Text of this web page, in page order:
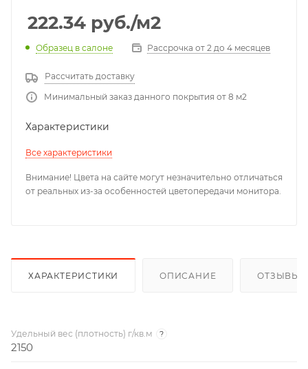
222.34 руб./м2
Образец в салоне Рассрочка от 2 до 4 месяцев
Рассчитать доставку
Минимальный заказ данного покрытия от 8 м2
Характеристики
Все характеристики
Внимание! Цвета на сайте могут незначительно отличаться
от реальных из-за особенностей цветопередачи монитора.
ХАРАКТЕРИСТИКИ ОПИСАНИЕ ОТЗЫВЫ
Удельный вес (плотность) г/кв.м ?
2150